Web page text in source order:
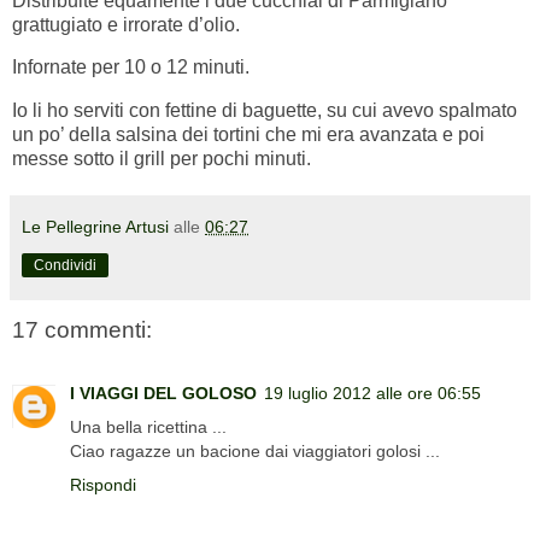
grattugiato e irrorate d’olio.
Infornate per 10 o 12 minuti.
Io li ho serviti con fettine di baguette, su cui avevo spalmato
un po’ della salsina dei tortini che mi era avanzata e poi
messe sotto il grill per pochi minuti.
Le Pellegrine Artusi alle 06:27
Condividi
17 commenti:
I VIAGGI DEL GOLOSO 19 luglio 2012 alle ore 06:55
Una bella ricettina ...
Ciao ragazze un bacione dai viaggiatori golosi ...
Rispondi